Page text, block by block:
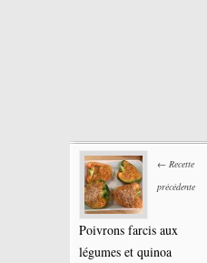
← Recette
précédente
Poivrons farcis aux
légumes et quinoa